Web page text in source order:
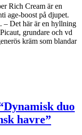
Rich Cream är en
age-boost på djupet.
– Det här är en hyllning
grundare och vd
kräm som blandar
duo
havre”